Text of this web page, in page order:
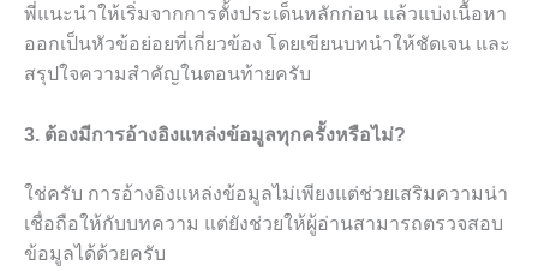
พี่แนะนำให้เริ่มจากการตั้งประเด็นหลักก่อน แล้วแบ่งเนื้อหา
ออกเป็นหัวข้อย่อยที่เกี่ยวข้อง โดยเขียนบทนำให้ชัดเจน และ
สรุปใจความสำคัญในตอนท้ายครับ
3. ต้องมีการอ้างอิงแหล่งข้อมูลทุกครั้งหรือไม่?
ใช่ครับ การอ้างอิงแหล่งข้อมูลไม่เพียงแต่ช่วยเสริมความน่า
เชื่อถือให้กับบทความ แต่ยังช่วยให้ผู้อ่านสามารถตรวจสอบ
ข้อมูลได้ด้วยครับ